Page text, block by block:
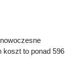
koszt to ponad 596